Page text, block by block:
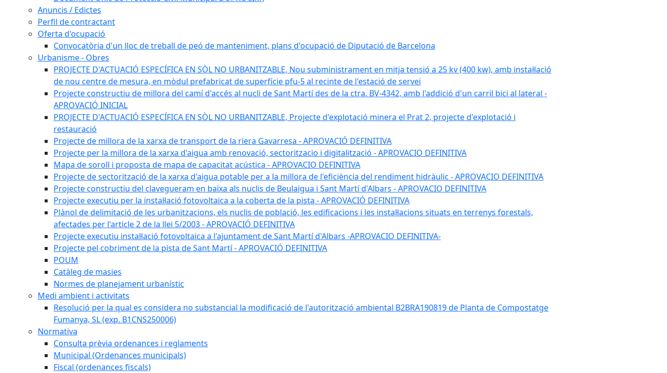
Anuncis / Edictes
Perfil de contractant
Oferta d'ocupació
Convocatòria d'un lloc de treball de peó de manteniment, plans d'ocupació de Diputació de Barcelona
Urbanisme - Obres
PROJECTE D'ACTUACIÓ ESPECÍFICA EN SÒL NO URBANITZABLE, Nou subministrament en mitja tensió a 25 kv (400 kw), amb instal·lació
de nou centre de mesura, en mòdul prefabricat de superfície pfu-5 al recinte de l'estació de servei
Projecte constructiu de millora del camí d'accés al nucli de Sant Martí des de la ctra. BV-4342, amb l'addició d'un carril bici al lateral -
APROVACIÓ INICIAL
PROJECTE D'ACTUACIÓ ESPECÍFICA EN SÒL NO URBANITZABLE, Projecte d'explotació minera el Prat 2, projecte d'explotació i
restauració
Projecte de millora de la xarxa de transport de la riera Gavarresa - APROVACIÓ DEFINITIVA
Projecte per la millora de la xarxa d'aigua amb renovació, sectoritzacio i digitalització - APROVACIO DEFINITIVA
Mapa de soroll i proposta de mapa de capacitat acústica - APROVACIO DEFINITIVA
Projecte de sectorització de la xarxa d'aigua potable per a la millora de l'eficiència del rendiment hidràulic - APROVACIO DEFINITIVA
Projecte constructiu del clavegueram en baixa als nuclis de Beulaigua i Sant Martí d'Albars - APROVACIO DEFINITIVA
Projecte executiu per la instal·lació fotovoltaica a la coberta de la pista - APROVACIÓ DEFINITIVA
Plànol de delimitació de les urbanitzacions, els nuclis de població, les edificacions i les instal·lacions situats en terrenys forestals,
afectades per l'article 2 de la llei 5/2003 - APROVACIÓ DEFINITIVA
Projecte executiu instal·lació fotovoltaica a l'ajuntament de Sant Martí d'Albars -APROVACIO DEFINITIVA-
Projecte pel cobriment de la pista de Sant Martí - APROVACIÓ DEFINITIVA
POUM
Catàleg de masies
Normes de planejament urbanístic
Medi ambient i activitats
Resolució per la qual es considera no substancial la modificació de l'autorització ambiental B2BRA190819 de Planta de Compostatge
Fumanya, SL (exp. B1CNS250006)
Normativa
Consulta prèvia ordenances i reglaments
Municipal (Ordenances municipals)
Fiscal (ordenances fiscals)